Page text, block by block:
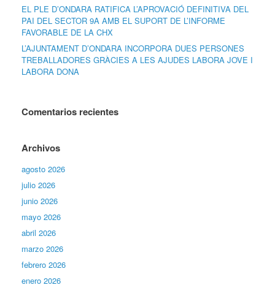
EL PLE D’ONDARA RATIFICA L’APROVACIÓ DEFINITIVA DEL
PAI DEL SECTOR 9A AMB EL SUPORT DE L’INFORME
FAVORABLE DE LA CHX
L’AJUNTAMENT D’ONDARA INCORPORA DUES PERSONES
TREBALLADORES GRÀCIES A LES AJUDES LABORA JOVE I
LABORA DONA
Comentarios recientes
Archivos
agosto 2026
julio 2026
junio 2026
mayo 2026
abril 2026
marzo 2026
febrero 2026
enero 2026